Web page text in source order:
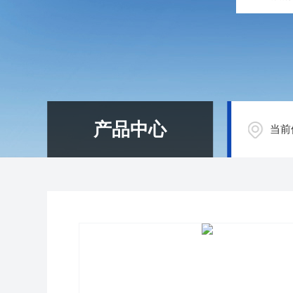
产品中心 当